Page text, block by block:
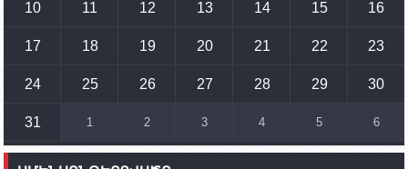
սպառնալիքները կասեցնելու համար. իսպանացի
պատգամավորը Գորիսում է
14:54 02.10.2023
տեղակայված հայկական դիրքերի անձնակազմի
10 11 12 13 14 15 16
17 18 19 20 21 22 23
24 25 26 27 28 29 30
31 1 2 3 4 5 6